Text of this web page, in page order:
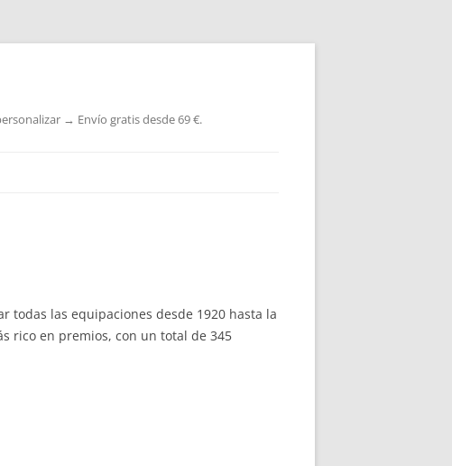
→ Envío gratis desde 69 €.
todas las equipaciones desde 1920 hasta la
rico en premios, con un total de 345